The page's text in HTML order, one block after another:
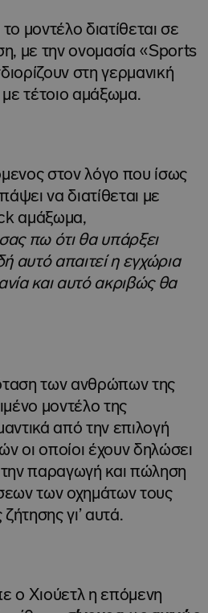
μοντέλο διατίθεται σε
με την ονομασία «Sports
στη γερμανική
με τέτοιο αμάξωμα.
στον λόγο που ίσως
να διατίθεται με
αμάξωμα,
πω ότι θα υπάρξει
αυτό απαιτεί η εγχώρια
και αυτό ακριβώς θα
των ανθρώπων της
μοντέλο της
από την επιλογή
οι οποίοι έχουν δηλώσει
παραγωγή και πώληση
των οχημάτων τους
γι’ αυτά.
ο Χιούετλ η επόμενη